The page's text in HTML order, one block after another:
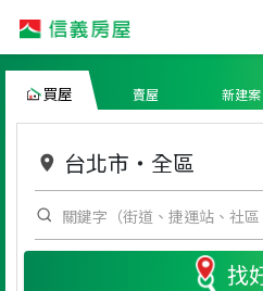
買屋 賣屋 新建案
台北市 ・ 全區
找